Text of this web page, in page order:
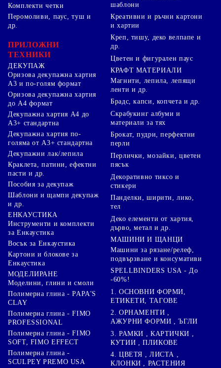
Комплекти четки
шаблони
Перомоливи, паус, туш и
др.
ПРИЛОЖНИ
ТЕХНИКИ
ДЕКУПАЖ
Оризова декупажна хартия
А3 и по-голям формат
Оризова декупажна хартия
до А4 формат
Декупажна хартия А4 до
А3+ стандартна
Декупажна хартия по-
голяма от А3+ стандартна
Декупажни лак/лепила
Краклета, патини, ефектни
пасти и др.
Пособия за декупаж
Шаблони и щампи декупаж
и др.
ЕНКАУСТИКА
Инструменти и комплекти
за Енкаустика
Восък за Енкаустика
Картони и блокове за
Енкаустика
МОДЕЛИРАНЕ
Моделини, глини и смоли
Полимерна глина - PAPA'S
CLAY
Полимерна глина - FIMO
PROFESSIONAL
Полимерна глина - FIMO
SOFT, FIMO EFFECT
Полимерна глина -
SCULPEY PREMO USA
Креативни и ръчни картони
и хартии
Креп, тишу, деко велпапе и
др.
Цветен и фигурален паус
КРАФТ МАТЕРИАЛИ
Магнити, лепила, лепящи
ленти и др.
Брадс, капси, копчета и др.
Скрабукинг албуми и
материали за тях
Брокат, пудри, перфектни
перли
Перлички, мозайки, цветен
пясък
Декоративно тиксо и
стикери
Панделки, ширити, лико,
тел
Деко елементи от хартия,
дърво, метал и др.
МАШИНИ И ЩАНЦИ
Машини за рязане/релеф,
подвързване и консумативи
SPELLBINDERS USA - До
-60%!
1. ОСНОВНИ ФОРМИ,
ЕТИКЕТИ, ТАГОВЕ
2. ОРНАМЕНТИ ,
АЖУРНИ ФОРМИ , ЪГЛИ
3. РАМКИ , КАРТИЧКИ ,
КУТИИ , ПЛИКОВЕ
4. ЦВЕТЯ , ЛИСТА ,
КЛОНКИ , РАСТЕНИЯ